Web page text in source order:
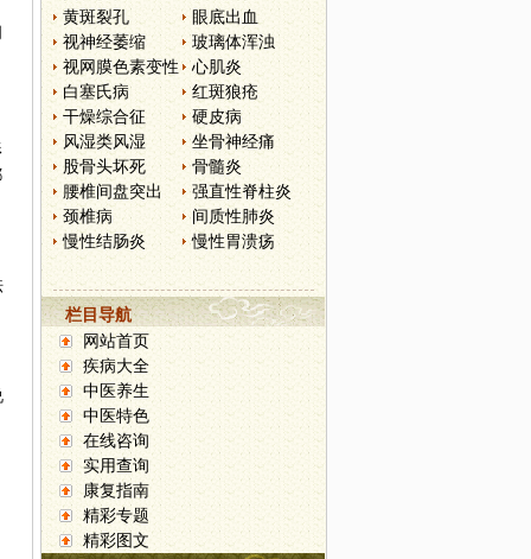
黄斑裂孔
眼底出血
视神经萎缩
玻璃体浑浊
视网膜色素变性
心肌炎
白塞氏病
红斑狼疮
干燥综合征
硬皮病
风湿类风湿
坐骨神经痛
股骨头坏死
骨髓炎
腰椎间盘突出
强直性脊柱炎
颈椎病
间质性肺炎
慢性结肠炎
慢性胃溃疡
栏目导航
网站首页
疾病大全
中医养生
中医特色
在线咨询
实用查询
康复指南
精彩专题
精彩图文